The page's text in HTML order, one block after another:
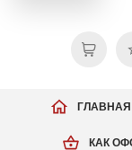
КАК
ГЛАВНАЯ